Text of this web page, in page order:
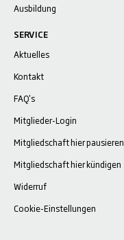
Ausbildung
SERVICE
Aktuelles
Kontakt
FAQ's
Mitglieder-Login
Mitgliedschaft hier pausieren
Mitgliedschaft hier kündigen
Widerruf
Cookie-Einstellungen